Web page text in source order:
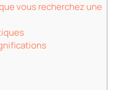
vous recherchez une